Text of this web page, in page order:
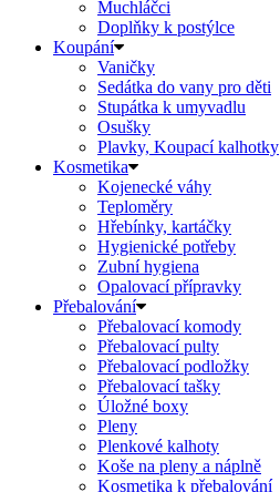
Muchláčci
Doplňky k postýlce
Koupání
Vaničky
Sedátka do vany pro děti
Stupátka k umyvadlu
Osušky
Plavky, Koupací kalhotky
Kosmetika
Kojenecké váhy
Teploměry
Hřebínky, kartáčky
Hygienické potřeby
Zubní hygiena
Opalovací přípravky
Přebalování
Přebalovací komody
Přebalovací pulty
Přebalovací podložky
Přebalovací tašky
Úložné boxy
Pleny
Plenkové kalhoty
Koše na pleny a náplně
Kosmetika k přebalování